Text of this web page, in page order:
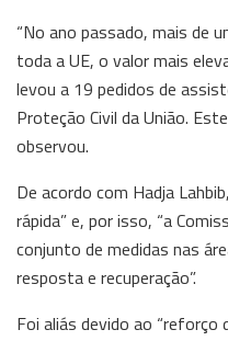
“No ano passado, mais de
toda a UE, o valor mais
levou a 19 pedidos de
Proteção Civil da União.
observou.
De acordo com Hadja
rápida” e, por isso, “a
conjunto de medidas nas
resposta e recuperação”.
Foi aliás devido ao “reforço